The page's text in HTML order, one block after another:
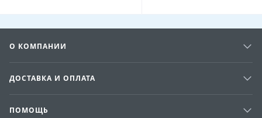
О КОМПАНИИ
ДОСТАВКА И ОПЛАТА
ПОМОЩЬ